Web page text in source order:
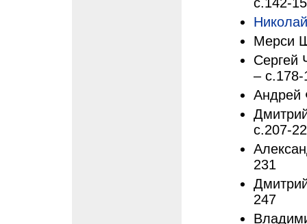
Мерси
Сергей
– с.178-
Андрей
с.207-
231
247